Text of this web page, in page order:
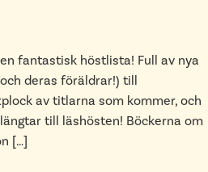
fantastisk höstlista! Full av nya
deras föräldrar!) till
av titlarna som kommer, och
till läshösten! Böckerna om
[…]